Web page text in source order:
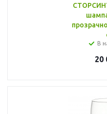
В
20